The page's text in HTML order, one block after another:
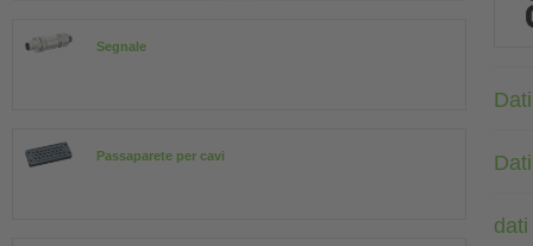
Segnale
Passaparete per cavi